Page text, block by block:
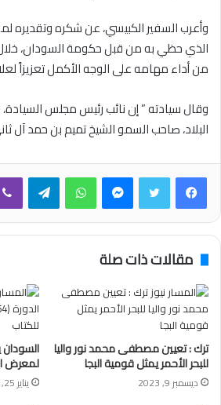
وأعرب السفير الكبيسي، عن شكره وتقديره
الذي حظي به من قبل حكومة السودان،
من أداء مهامه على الوجه الأكمل تعزيزاً
وقال سيادته ” إن نائب رئيس مجلس السيادة،
البلاد، صاحب السمو الشيخ تميم بن حمد آل
فيسبوكتويتر ماسنجر واتساب تيلقرام
مقالات ذات صلة
ترك : تعيين مصطفى محمد نور واليا
للبحر الأحمر يمثل قومية البجا
ديسمبر 9, 2023
لمعرض
يناير 25, 2023